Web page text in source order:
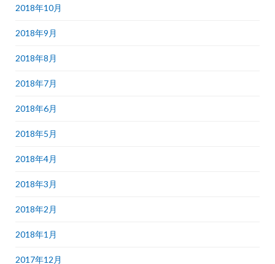
2018年10月
2018年9月
2018年8月
2018年7月
2018年6月
2018年5月
2018年4月
2018年3月
2018年2月
2018年1月
2017年12月